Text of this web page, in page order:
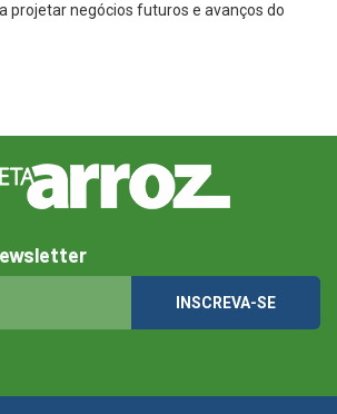
projetar negócios futuros e avanços do